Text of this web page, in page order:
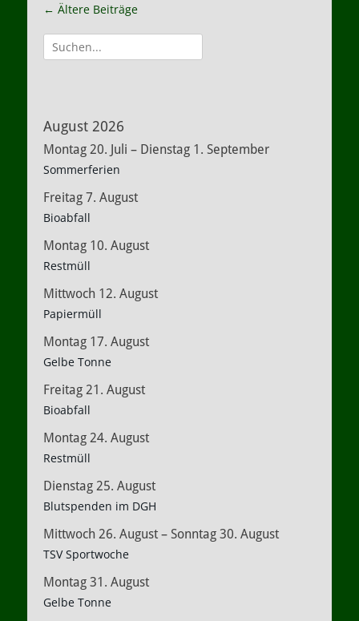
Beitragsnavigation
← Ältere Beiträge
Suche
nach:
August 2026
Montag 20. Juli – Dienstag 1. September
Sommerferien
Freitag 7. August
Bioabfall
Montag 10. August
Restmüll
Mittwoch 12. August
Papiermüll
Montag 17. August
Gelbe Tonne
Freitag 21. August
Bioabfall
Montag 24. August
Restmüll
Dienstag 25. August
Blutspenden im DGH
Mittwoch 26. August – Sonntag 30. August
TSV Sportwoche
Montag 31. August
Gelbe Tonne